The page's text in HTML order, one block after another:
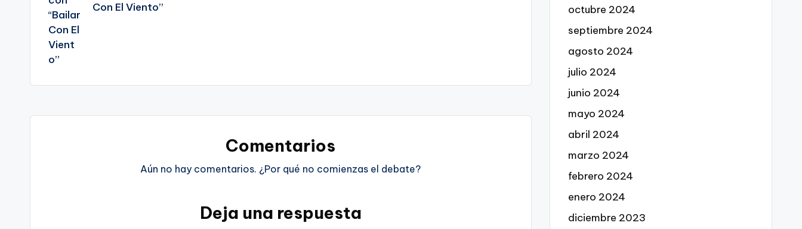
Con El Viento”
Comentarios
Aún no hay comentarios. ¿Por qué no comienzas el debate?
Deja una respuesta
octubre 2024
septiembre 2024
agosto 2024
julio 2024
junio 2024
mayo 2024
abril 2024
marzo 2024
febrero 2024
enero 2024
diciembre 2023